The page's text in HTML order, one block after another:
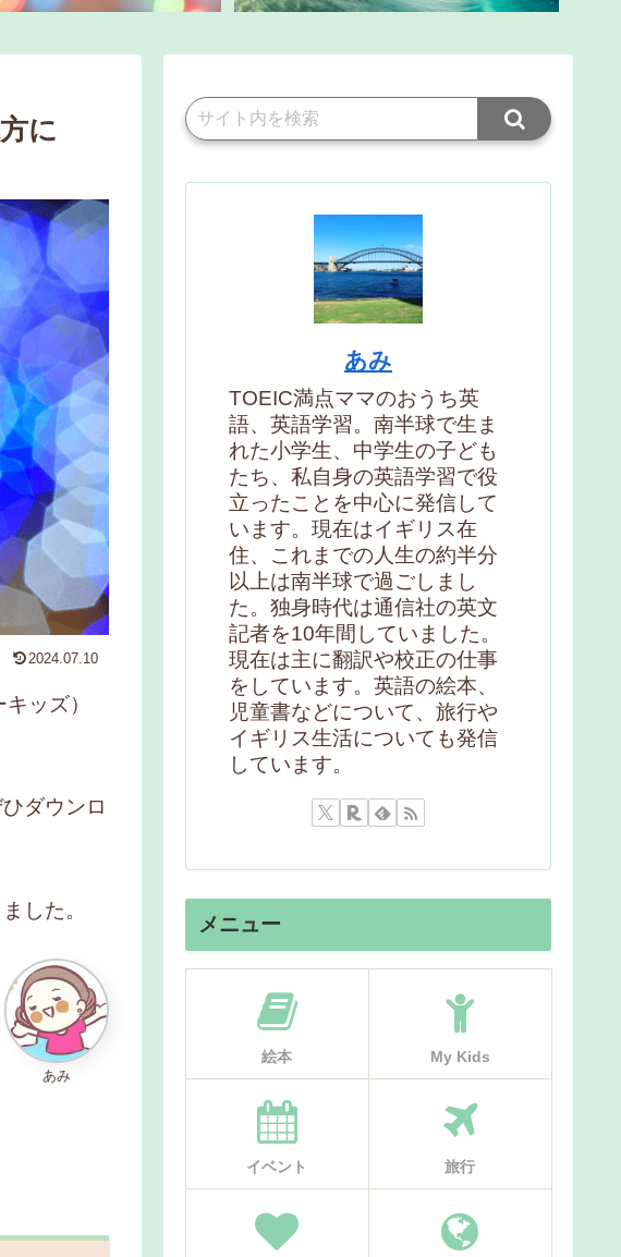
に
2024.07.10
ッズ）
ダウンロ
した。
あみ
あみ
TOEIC満点ママのおうち英
語、英語学習。南半球で生ま
れた小学生、中学生の子ども
たち、私自身の英語学習で役
立ったことを中心に発信して
います。現在はイギリス在
住、これまでの人生の約半分
以上は南半球で過ごしまし
た。独身時代は通信社の英文
記者を10年間していました。
現在は主に翻訳や校正の仕事
をしています。英語の絵本、
児童書などについて、旅行や
イギリス生活についても発信
しています。
メニュー
絵本 My Kids
イベント 旅行